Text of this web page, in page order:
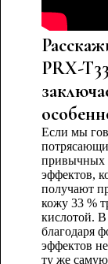
PRX-
Если мы
привычных
эффектов,
получают
кожу 33 %
кислотой.
благодаря
эффектов
ту же